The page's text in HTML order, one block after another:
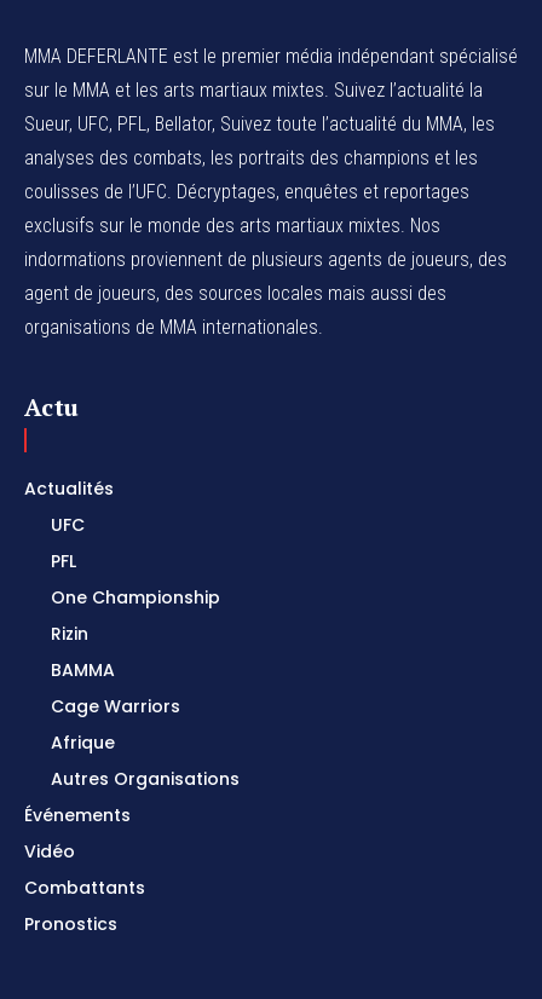
MMA DEFERLANTE est le premier média indépendant spécialisé
sur le MMA et les arts martiaux mixtes. Suivez l’actualité la
Sueur, UFC, PFL, Bellator, Suivez toute l’actualité du MMA, les
analyses des combats, les portraits des champions et les
coulisses de l’UFC. Décryptages, enquêtes et reportages
exclusifs sur le monde des arts martiaux mixtes. Nos
indormations proviennent de plusieurs agents de joueurs, des
agent de joueurs, des sources locales mais aussi des
organisations de MMA internationales.
Actu
Actualités
UFC
PFL
One Championship
Rizin
BAMMA
Cage Warriors
Afrique
Autres Organisations
Événements
Vidéo
Combattants
Pronostics